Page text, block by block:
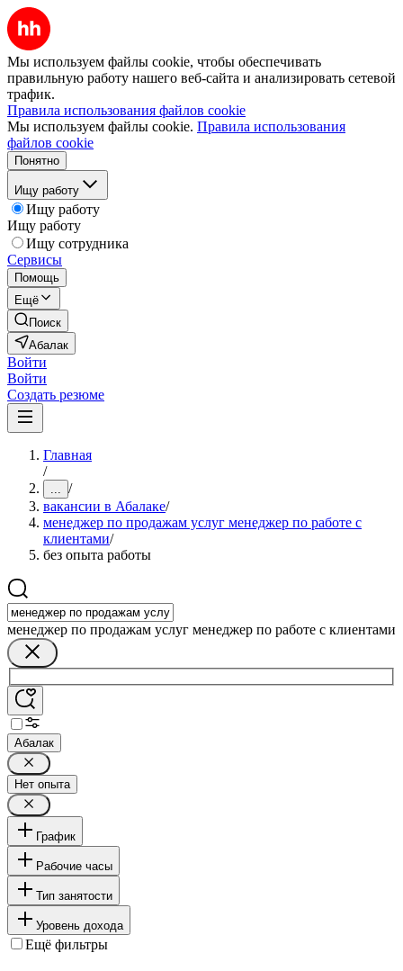
Мы используем файлы cookie, чтобы обеспечивать
правильную работу нашего веб-сайта и анализировать сетевой
трафик.
Правила использования файлов cookie
Мы используем файлы cookie. Правила использования
файлов cookie
Понятно
Ищу работу
Ищу работу
Ищу работу
Ищу сотрудника
Сервисы
Помощь
Ещё
Поиск
Абалак
Войти
Войти
Создать резюме
Главная
/
... /
вакансии в Абалаке/
менеджер по продажам услуг менеджер по работе с
клиентами/
без опыта работы
менеджер по продажам услуг менеджер по работе с клиентами
Абалак
Нет опыта
График
Рабочие часы
Тип занятости
Уровень дохода
Ещё фильтры